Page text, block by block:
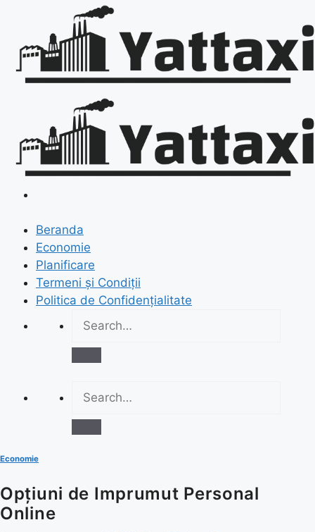
content
Beranda
Economie
Planificare
Termeni și Condiții
Politica de Confidențialitate
Economie
Opțiuni de Imprumut Personal
Online